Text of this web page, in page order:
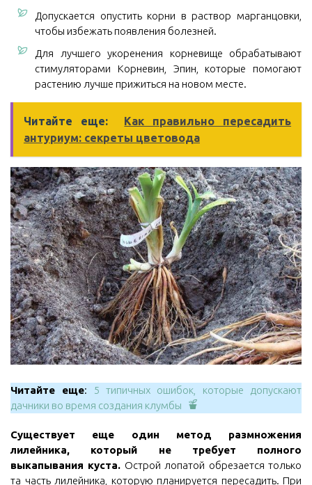
Допускается опустить корни в раствор марганцовки,
чтобы избежать появления болезней.
Для лучшего укоренения корневище обрабатывают
стимуляторами Корневин, Эпин, которые помогают
растению лучше прижиться на новом месте.
Читайте еще:
Как правильно пересадить
антуриум: секреты цветовода
Читайте еще: 5 типичных ошибок, которые допускают
дачники во время создания клумбы
Существует еще один метод размножения
лилейника, который не требует полного
выкапывания куста. Острой лопатой обрезается только
та часть лилейника, которую планируется пересадить. При